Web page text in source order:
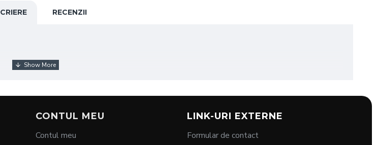
RECENZII
pentru iluminatul zonelor corpului care urmează sa fie tratate in timpul tratamentelor
CONTUL MEU
Contul meu
LINK-URI EXTERNE
Formular de contact